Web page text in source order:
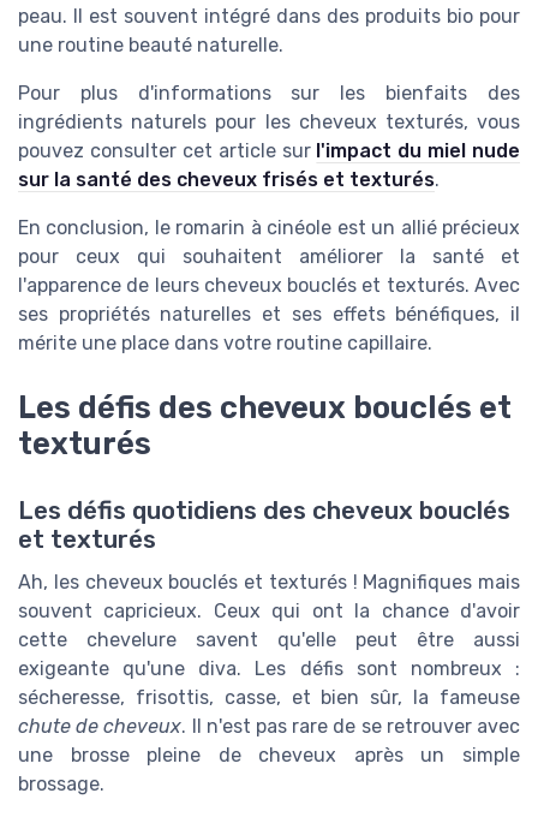
peau. Il est souvent intégré dans des produits bio pour
une routine beauté naturelle.
Pour plus d'informations sur les bienfaits des
ingrédients naturels pour les cheveux texturés, vous
pouvez consulter cet article sur l'impact du miel nude
sur la santé des cheveux frisés et texturés.
En conclusion, le romarin à cinéole est un allié précieux
pour ceux qui souhaitent améliorer la santé et
l'apparence de leurs cheveux bouclés et texturés. Avec
ses propriétés naturelles et ses effets bénéfiques, il
mérite une place dans votre routine capillaire.
Les défis des cheveux bouclés et
texturés
Les défis quotidiens des cheveux bouclés
et texturés
Ah, les cheveux bouclés et texturés ! Magnifiques mais
souvent capricieux. Ceux qui ont la chance d'avoir
cette chevelure savent qu'elle peut être aussi
exigeante qu'une diva. Les défis sont nombreux :
sécheresse, frisottis, casse, et bien sûr, la fameuse
chute de cheveux. Il n'est pas rare de se retrouver avec
une brosse pleine de cheveux après un simple
brossage.